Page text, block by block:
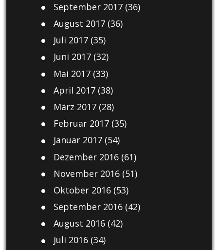
September 2017(36)
August 2017(36)
Juli 2017(35)
Juni 2017(32)
Mai 2017(33)
April 2017(38)
März 2017(28)
Februar 2017(35)
Januar 2017(54)
Dezember 2016(61)
November 2016(51)
Oktober 2016(53)
September 2016(42)
August 2016(42)
Juli 2016(34)